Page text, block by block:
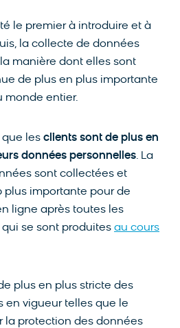
le premier à introduire et à
la collecte de données
manière dont elles sont
de plus en plus importante
monde entier.
que les clients sont de plus en
données personnelles. La
sont collectées et
plus importante pour de
ligne après toutes les
se sont produites au cours
plus en plus stricte des
en vigueur telles que le
la protection des données